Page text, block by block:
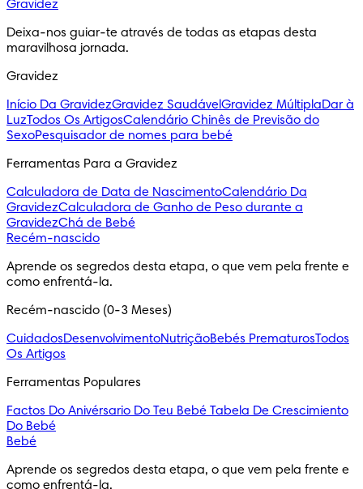
Gravidez
Deixa-nos guiar-te através de todas as etapas desta
maravilhosa jornada.
Gravidez
Início Da GravidezGravidez SaudávelGravidez MúltiplaDar à
LuzTodos Os ArtigosCalendário Chinês de Previsão do
SexoPesquisador de nomes para bebé
Ferramentas Para a Gravidez
Calculadora de Data de NascimentoCalendário Da
GravidezCalculadora de Ganho de Peso durante a
GravidezChá de Bebé
Recém-nascido
Aprende os segredos desta etapa, o que vem pela frente e
como enfrentá-la.
Recém-nascido (0-3 Meses)
CuidadosDesenvolvimentoNutriçãoBebés PrematurosTodos
Os Artigos
Ferramentas Populares
Factos Do Anivérsario Do Teu Bebé Tabela De Crescimiento
Do Bebé
Bebé
Aprende os segredos desta etapa, o que vem pela frente e
como enfrentá-la.